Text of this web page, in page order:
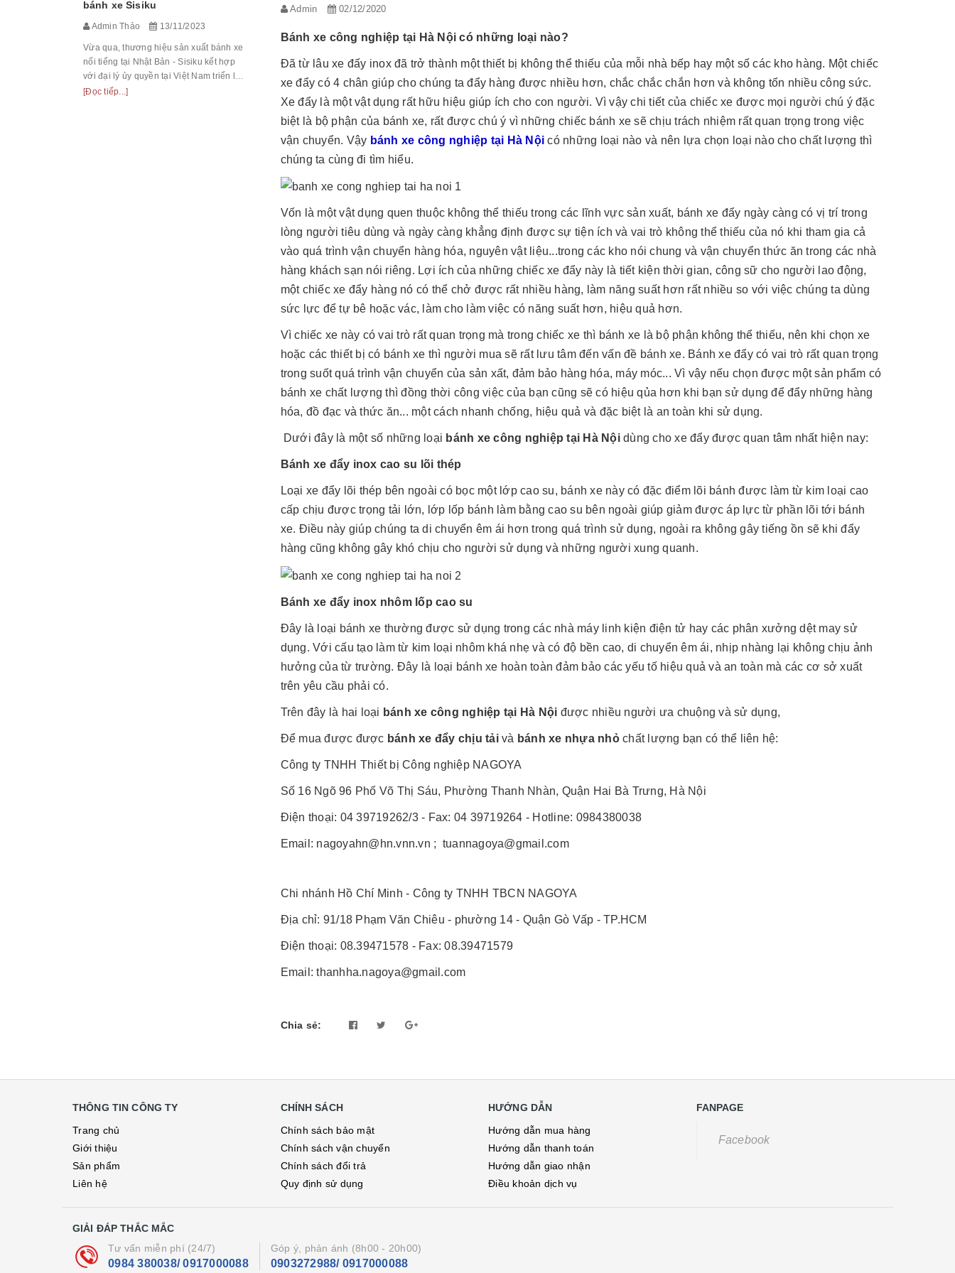
Admin 02/12/2020
Bánh xe công nghiệp tại Hà Nội có những loại nào?
Đã từ lâu xe đấy inox đã trở thành một thiết bị không thể thiếu của mỗi nhà bếp hay một số các kho hàng. Một chiếc
xe đẩy có 4 chân giúp cho chúng ta đẩy hàng được nhiều hơn, chắc chắc chắn hơn và không tốn nhiều công sức.
Xe đẩy là một vật dụng rất hữu hiệu giúp ích cho con người. Vì vậy chi tiết của chiếc xe được mọi người chú ý đặc
biệt là bộ phận của bánh xe, rất được chú ý vì những chiếc bánh xe sẽ chịu trách nhiệm rất quan trọng trong việc
vận chuyển. Vậy bánh xe công nghiệp tại Hà Nội có những loại nào và nên lựa chọn loại nào cho chất lượng thì
chúng ta cùng đi tìm hiểu.
Vốn là một vật dụng quen thuộc không thể thiếu trong các lĩnh vực sản xuất, bánh xe đẩy ngày càng có vị trí trong
lòng người tiêu dùng và ngày càng khẳng định được sự tiện ích và vai trò không thể thiếu của nó khi tham gia cả
vào quá trình vận chuyển hàng hóa, nguyên vật liệu...trong các kho nói chung và vận chuyển thức ăn trong các nhà
hàng khách sạn nói riêng. Lợi ích của những chiếc xe đẩy này là tiết kiện thời gian, công sữ cho người lao động,
một chiếc xe đẩy hàng nó có thể chở được rất nhiều hàng, làm năng suất hơn rất nhiều so với việc chúng ta dùng
sức lực để tự bê hoặc vác, làm cho làm việc có năng suất hơn, hiệu quả hơn.
Vì chiếc xe này có vai trò rất quan trọng mà trong chiếc xe thì bánh xe là bộ phận không thể thiếu, nên khi chọn xe
hoặc các thiết bị có bánh xe thì người mua sẽ rất lưu tâm đến vấn đề bánh xe. Bánh xe đẩy có vai trò rất quan trọng
trong suốt quá trình vận chuyển của sản xất, đảm bảo hàng hóa, máy móc... Vì vậy nếu chọn được một sản phẩm có
bánh xe chất lượng thì đồng thời công việc của bạn cũng sẽ có hiệu qủa hơn khi bạn sử dụng để đẩy những hàng
hóa, đồ đạc và thức ăn... một cách nhanh chống, hiệu quả và đặc biệt là an toàn khi sử dụng.
Dưới đây là một số những loại bánh xe công nghiệp tại Hà Nộidùng cho xe đẩy được quan tâm nhất hiện nay:
Bánh xe đẩy inox cao su lõi thép
Loại xe đẩy lõi thép bên ngoài có bọc một lớp cao su, bánh xe này có đặc điểm lõi bánh được làm từ kim loại cao
cấp chịu được trọng tải lớn, lớp lốp bánh làm bằng cao su bên ngoài giúp giảm được áp lực từ phần lõi tới bánh
xe. Điều này giúp chúng ta di chuyển êm ái hơn trong quá trình sử dụng, ngoài ra không gây tiếng ồn sẽ khi đẩy
hàng cũng không gây khó chịu cho người sử dụng và những người xung quanh.
Bánh xe đẩy inox nhôm lốp cao su
Đây là loại bánh xe thường được sử dụng trong các nhà máy linh kiện điện tử hay các phân xưởng dệt may sử
dụng. Với cấu tạo làm từ kim loại nhôm khá nhẹ và có độ bền cao, di chuyển êm ái, nhịp nhàng lại không chịu ảnh
hưởng của từ trường. Đây là loại bánh xe hoàn toàn đảm bảo các yếu tố hiệu quả và an toàn mà các cơ sở xuất
trên yêu cầu phải có.
Trên đây là hai loại bánh xe công nghiệp tại Hà Nội được nhiều người ưa chuộng và sử dụng,
Để mua được được bánh xe đẩy chịu tảivà bánh xe nhựa nhỏchất lượng bạn có thể liên hệ:
Công ty TNHH Thiết bị Công nghiệp NAGOYA
Số 16 Ngõ 96 Phố Võ Thị Sáu, Phường Thanh Nhàn, Quận Hai Bà Trưng, Hà Nội
Điện thoại: 04 39719262/3 - Fax: 04 39719264 - Hotline: 0984380038
Email: nagoyahn@hn.vnn.vn ; tuannagoya@gmail.com
Chi nhánh Hồ Chí Minh - Công ty TNHH TBCN NAGOYA
Địa chỉ: 91/18 Phạm Văn Chiêu - phường 14 - Quận Gò Vấp - TP.HCM
Điện thoại: 08.39471578 - Fax: 08.39471579
Email: thanhha.nagoya@gmail.com
Chia sẻ:
bánh xe Sisiku
Admin Thảo 13/11/2023
Vừa qua, thương hiệu sản xuất bánh xe
nối tiếng tại Nhật Bản - Sisiku kết hợp
với đại lý ủy quyền tại Việt Nam triển lãm
giới thiệu bánh xe và các sản phẩm xe
[Đọc tiếp...]
tại Việt Nam: Công ty TNHH thiết bị
Võ Thị Sáu H...
sử dụng rộng rãi: trong nhà xưởng,
THÔNG TIN CÔNG TY
Trang chủ
Giới thiệu
Sản phẩm
Liên hệ
CHÍNH SÁCH
Chính sách bảo mật
Chính sách vận chuyển
Chính sách đổi trả
Quy định sử dụng
HƯỚNG DẪN
Hướng dẫn mua hàng
Hướng dẫn thanh toán
Hướng dẫn giao nhận
Điều khoản dịch vụ
FANPAGE
Facebook
GIẢI ĐÁP THẮC MẮC
Tư vấn miễn phí (24/7)
0984 380038/ 0917000088
Góp ý, phản ánh (8h00 - 20h00)
0903272988/ 0917000088